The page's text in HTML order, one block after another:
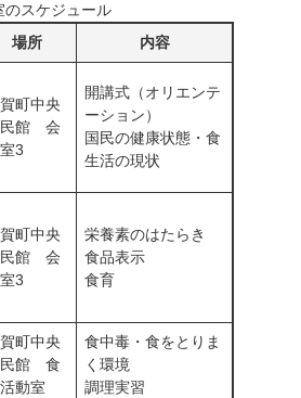
のスケジュール
場所 内容
町中央
館 会
3
開講式（オリエンテ
ーション）
国民の健康状態・食
生活の現状
町中央
館 会
3
栄養素のはたらき
食品表示
食育
町中央
館 食
動室
食中毒・食をとりま
く環境
調理実習